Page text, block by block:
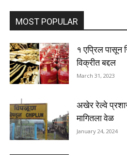
MOST POPULAR
१ एप्रिल पासून
विक्रीत बद्दल
March 31, 2023
अखेर रेल्वे
मागितला वेळ
January 24, 2024